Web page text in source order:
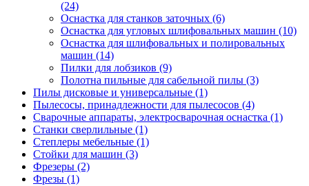
(24)
Оснастка для станков заточных (6)
Оснастка для угловых шлифовальных машин (10)
Оснастка для шлифовальных и полировальных
машин (14)
Пилки для лобзиков (9)
Полотна пильные для сабельной пилы (3)
Пилы дисковые и универсальные (1)
Пылесосы, принадлежности для пылесосов (4)
Сварочные аппараты, электросварочная оснастка (1)
Станки сверлильные (1)
Степлеры мебельные (1)
Стойки для машин (3)
Фрезеры (2)
Фрезы (1)